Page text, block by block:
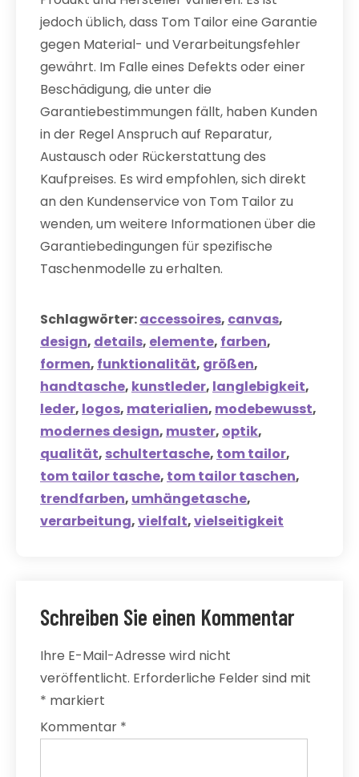
jedoch üblich, dass Tom Tailor eine Garantie
gegen Material- und Verarbeitungsfehler
gewährt. Im Falle eines Defekts oder einer
Beschädigung, die unter die
Garantiebestimmungen fällt, haben Kunden
in der Regel Anspruch auf Reparatur,
Austausch oder Rückerstattung des
Kaufpreises. Es wird empfohlen, sich direkt
an den Kundenservice von Tom Tailor zu
wenden, um weitere Informationen über die
Garantiebedingungen für spezifische
Taschenmodelle zu erhalten.
Schlagwörter:accessoires, canvas,
design, details, elemente, farben,
formen, funktionalität, größen,
handtasche, kunstleder, langlebigkeit,
leder, logos, materialien, modebewusst,
modernes design, muster, optik,
qualität, schultertasche, tom tailor,
tom tailor tasche, tom tailor taschen,
trendfarben, umhängetasche,
verarbeitung,vielfalt,vielseitigkeit
Schreiben Sie einen Kommentar
Ihre E-Mail-Adresse wird nicht
veröffentlicht. Erforderliche Felder sind mit
* markiert
Kommentar *